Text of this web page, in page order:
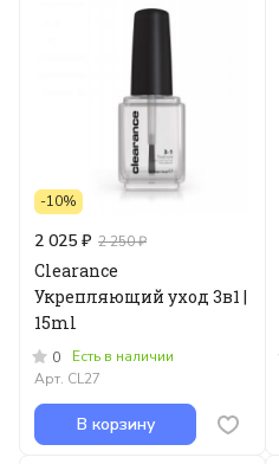
-10%
2 025 ₽ 2 250 ₽
Clearance
Укрепляющий уход 3в1 |
15ml
0
Есть в наличии
Арт. CL27
В корзину